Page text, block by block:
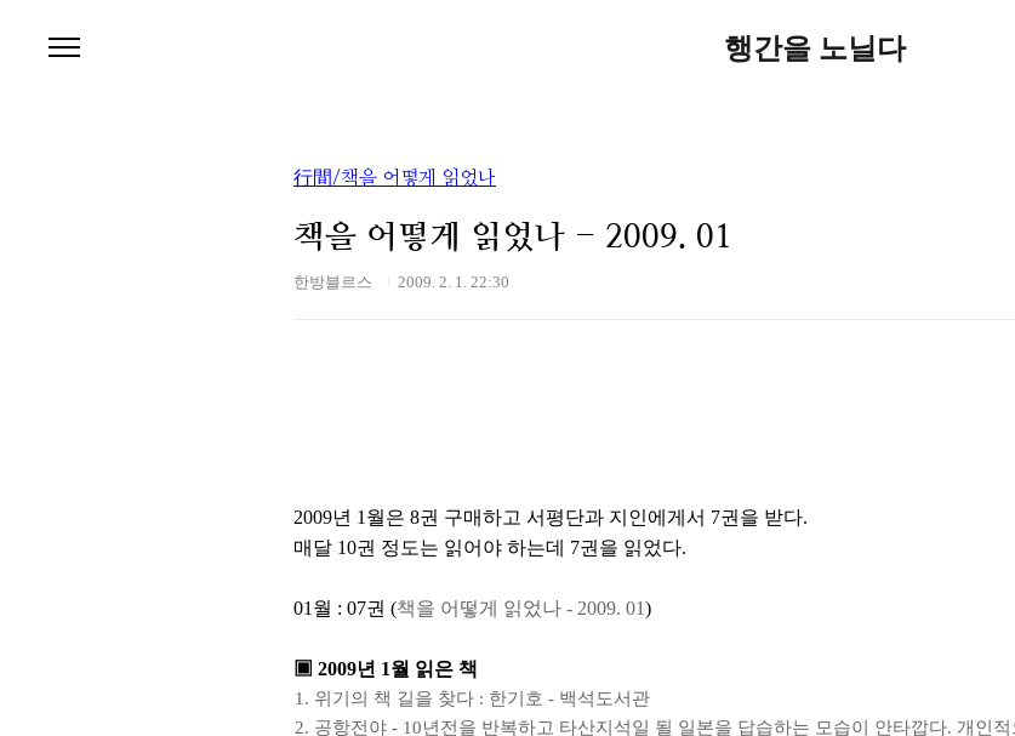
행간을 노닐다
行間/책을 어떻게 읽었나
책을 어떻게 읽었나 - 2009. 01
한방블르스 2009. 2. 1. 22:30
2009년 1월은 8권 구매하고 서평단과 지인에게서 7권을 받다.
매달 10권 정도는 읽어야 하는데 7권을 읽었다.
01월 : 07권 (책을 어떻게 읽었나 - 2009. 01)
▣ 2009년 1월 읽은 책
위기의 책 길을 찾다 : 한기호 - 백석도서관
공항전야 - 10년전을 반복하고 타산지석일 될 일본을 답습하는 모습이 안타깝다. 개인